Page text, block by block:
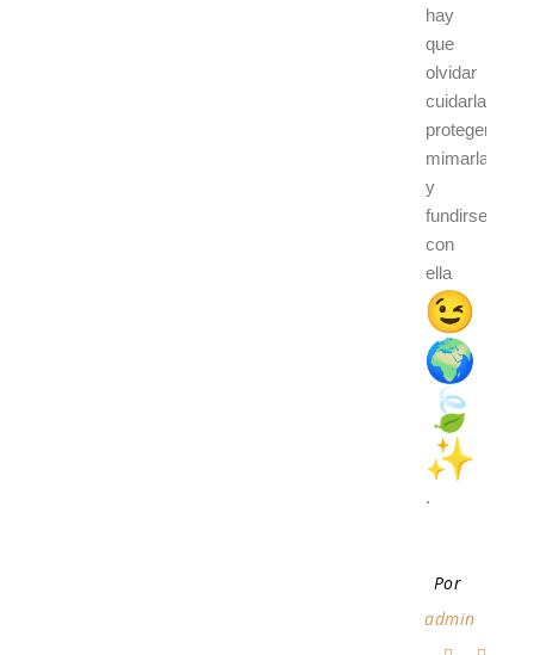
hay
que
olvidar
cuidarla,
protegerla,
mimarla…
y
fundirse
con
ella
.
Por
admin